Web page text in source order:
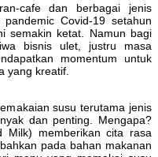
cafe dan berbagai jenis
Covid-19 setahun
semakin ketat. Namun bagi
bisnis ulet, justru masa
momentum untuk
yang kreatif.
susu terutama jenis
dan penting. Mengapa?
Milk) memberikan cita rasa
pada bahan makanan